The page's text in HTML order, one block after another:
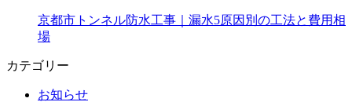
京都市トンネル防水工事｜漏水5原因別の工法と費用相
場
カテゴリー
お知らせ